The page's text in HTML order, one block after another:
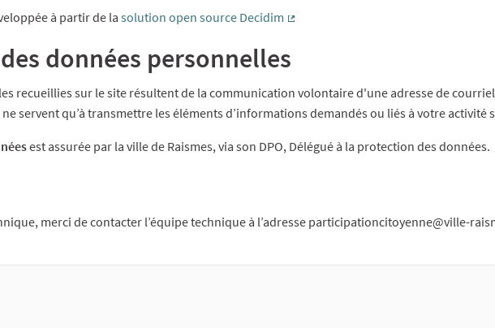
à partir de lasolution open source Decidim
données personnelles
recueillies sur le site résultent de la communication volontaire d'une adresse de
servent qu’à transmettre les éléments d’informations demandés ou liés à votre activité
est assurée par la ville de Raismes, via son DPO, Délégué à la protection des données.
merci de contacter l’équipe technique à l’adresse participationcitoyenne@ville-